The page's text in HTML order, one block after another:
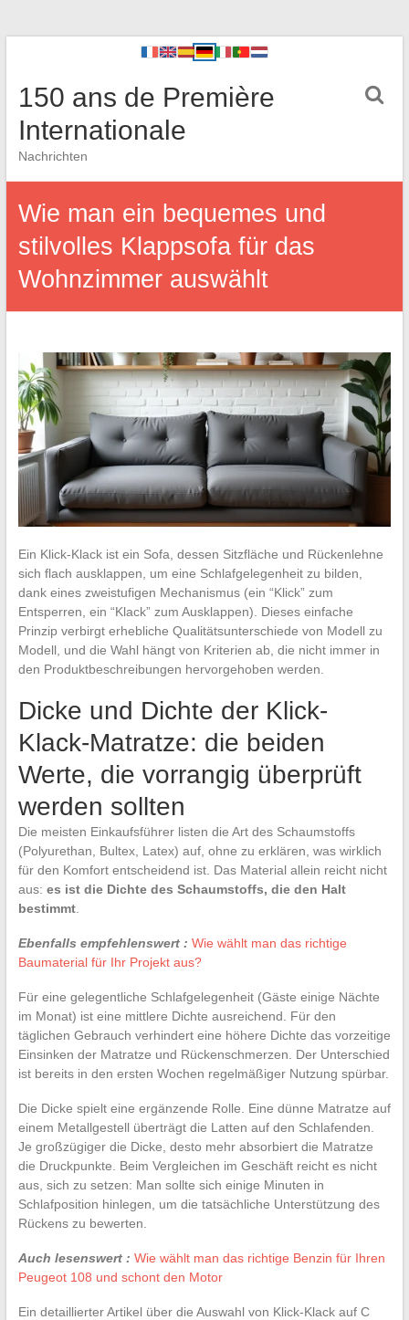
150 ans de Première
Internationale
Nachrichten
Wie man ein bequemes und
stilvolles Klappsofa für das
Wohnzimmer auswählt
Ein Klick-Klack ist ein Sofa, dessen Sitzfläche und Rückenlehne
sich flach ausklappen, um eine Schlafgelegenheit zu bilden,
dank eines zweistufigen Mechanismus (ein “Klick” zum
Entsperren, ein “Klack” zum Ausklappen). Dieses einfache
Prinzip verbirgt erhebliche Qualitätsunterschiede von Modell zu
Modell, und die Wahl hängt von Kriterien ab, die nicht immer in
den Produktbeschreibungen hervorgehoben werden.
Dicke und Dichte der Klick-
Klack-Matratze: die beiden
Werte, die vorrangig überprüft
werden sollten
Die meisten Einkaufsführer listen die Art des Schaumstoffs
(Polyurethan, Bultex, Latex) auf, ohne zu erklären, was wirklich
für den Komfort entscheidend ist. Das Material allein reicht nicht
aus: es ist die Dichte des Schaumstoffs, die den Halt
bestimmt.
Ebenfalls empfehlenswert : Wie wählt man das richtige
Baumaterial für Ihr Projekt aus?
Für eine gelegentliche Schlafgelegenheit (Gäste einige Nächte
im Monat) ist eine mittlere Dichte ausreichend. Für den
täglichen Gebrauch verhindert eine höhere Dichte das vorzeitige
Einsinken der Matratze und Rückenschmerzen. Der Unterschied
ist bereits in den ersten Wochen regelmäßiger Nutzung spürbar.
Die Dicke spielt eine ergänzende Rolle. Eine dünne Matratze auf
einem Metallgestell überträgt die Latten auf den Schlafenden.
Je großzügiger die Dicke, desto mehr absorbiert die Matratze
die Druckpunkte. Beim Vergleichen im Geschäft reicht es nicht
aus, sich zu setzen: Man sollte sich einige Minuten in
Schlafposition hinlegen, um die tatsächliche Unterstützung des
Rückens zu bewerten.
Auch lesenswert : Wie wählt man das richtige Benzin für Ihren
Peugeot 108 und schont den Motor
Ein detaillierter Artikel über die Auswahl von Klick-Klack auf C